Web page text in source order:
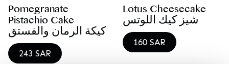
Pomegranate
Pistachio Cake
كيكة الرمان والفستق
243 SAR
Lotus Cheesecake
شيز كيك اللوتس
160 SAR